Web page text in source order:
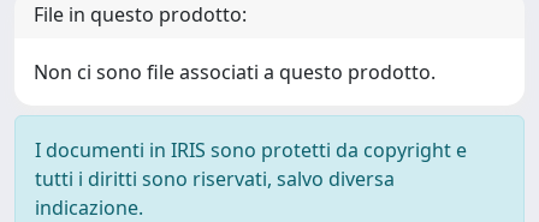
File in questo prodotto:
Non ci sono file associati a questo prodotto.
I documenti in IRIS sono protetti da copyright e
tutti i diritti sono riservati, salvo diversa
indicazione.